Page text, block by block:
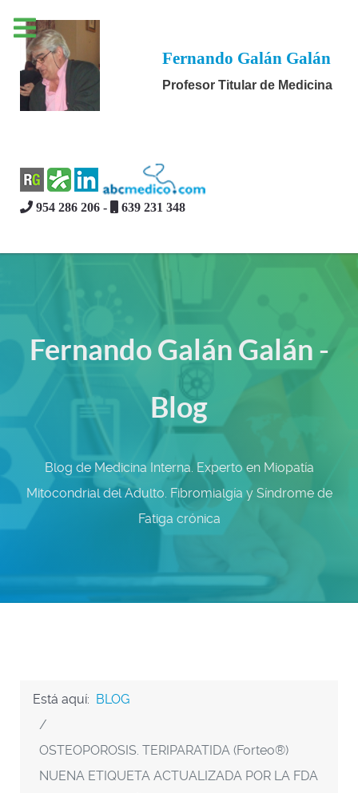
Fernando Galán Galán
Profesor Titular de Medicina
954 286 206 - 639 231 348
Fernando Galán Galán -
Blog
Blog de Medicina Interna. Experto en Miopatía
Mitocondrial del Adulto. Fibromialgía y Síndrome de
Fatiga crónica
Está aquí: BLOG
OSTEOPOROSIS. TERIPARATIDA (Forteo®)
NUENA ETIQUETA ACTUALIZADA POR LA FDA